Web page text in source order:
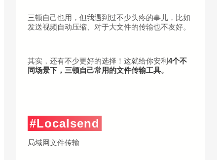
三顿自己也用，但我遇到过不少头疼的事儿，比如
发送视频自动压缩、对于大文件的传输也不友好。
其实，还有不少更好的选择！这就给你安利 4个不
同场景下，三顿自己常用的文件传输工具。
#Localsend
局域网文件传输